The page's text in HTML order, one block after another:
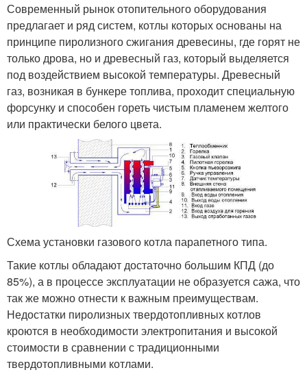
Современный рынок отопительного оборудования
предлагает и ряд систем, котлы которых основаны на
принципе пиролизного сжигания древесины, где горят не
только дрова, но и древесный газ, который выделяется
под воздействием высокой температуры. Древесный
газ, возникая в бункере топлива, проходит специальную
форсунку и способен гореть чистым пламенем желтого
или практически белого цвета.
Схема установки газового котла парапетного типа.
Такие котлы обладают достаточно большим КПД (до
85%), а в процессе эксплуатации не образуется сажа, что
так же можно отнести к важным преимуществам.
Недостатки пиролизных твердотопливных котлов
кроются в необходимости электропитания и высокой
стоимости в сравнении с традиционными
твердотопливными котлами.